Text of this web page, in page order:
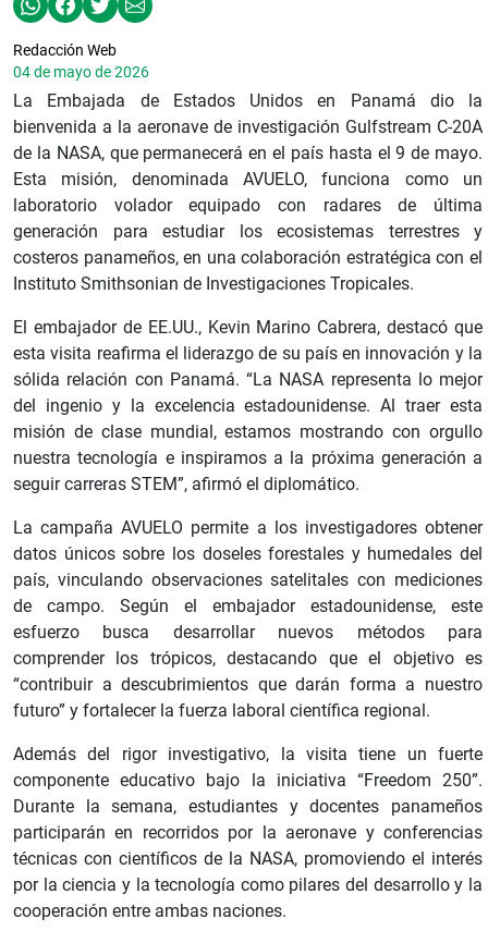
Redacción Web
04 de mayo de 2026
La Embajada de Estados Unidos en Panamá dio la
bienvenida a la aeronave de investigación Gulfstream C-20A
de la NASA, que permanecerá en el país hasta el 9 de mayo.
Esta misión, denominada AVUELO, funciona como un
laboratorio volador equipado con radares de última
generación para estudiar los ecosistemas terrestres y
costeros panameños, en una colaboración estratégica con el
Instituto Smithsonian de Investigaciones Tropicales.
El embajador de EE.UU., Kevin Marino Cabrera, destacó que
esta visita reafirma el liderazgo de su país en innovación y la
sólida relación con Panamá. “La NASA representa lo mejor
del ingenio y la excelencia estadounidense. Al traer esta
misión de clase mundial, estamos mostrando con orgullo
nuestra tecnología e inspiramos a la próxima generación a
seguir carreras STEM”, afirmó el diplomático.
La campaña AVUELO permite a los investigadores obtener
datos únicos sobre los doseles forestales y humedales del
país, vinculando observaciones satelitales con mediciones
de campo. Según el embajador estadounidense, este
esfuerzo busca desarrollar nuevos métodos para
comprender los trópicos, destacando que el objetivo es
“contribuir a descubrimientos que darán forma a nuestro
futuro” y fortalecer la fuerza laboral científica regional.
Además del rigor investigativo, la visita tiene un fuerte
componente educativo bajo la iniciativa “Freedom 250”.
Durante la semana, estudiantes y docentes panameños
participarán en recorridos por la aeronave y conferencias
técnicas con científicos de la NASA, promoviendo el interés
por la ciencia y la tecnología como pilares del desarrollo y la
cooperación entre ambas naciones.